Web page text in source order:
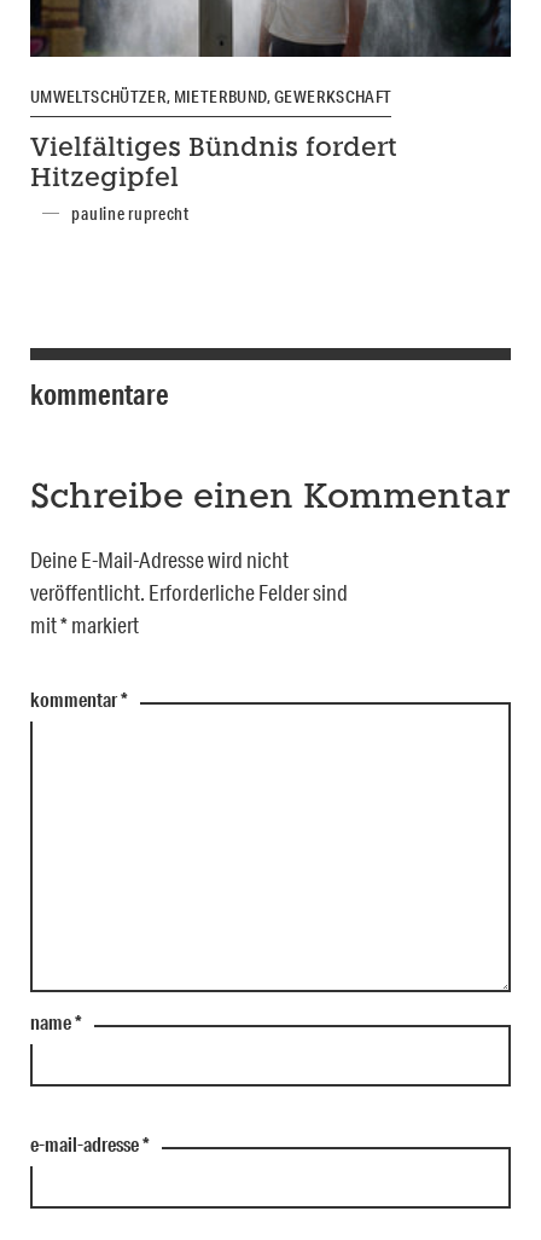
UMWELTSCHÜTZER, MIETERBUND, GEWERKSCHAFT
Vielfältiges Bündnis fordert
Hitzegipfel
pauline ruprecht
kommentare
Schreibe einen Kommentar
Deine E-Mail-Adresse wird nicht
veröffentlicht. Erforderliche Felder sind
mit*markiert
kommentar*
name*
e-mail-adresse*